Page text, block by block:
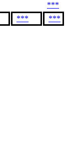
***
***
***